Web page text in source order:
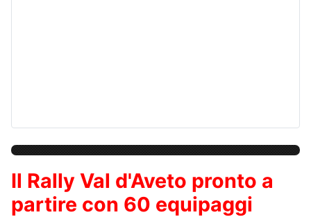
Il Rally Val d'Aveto pronto a
partire con 60 equipaggi